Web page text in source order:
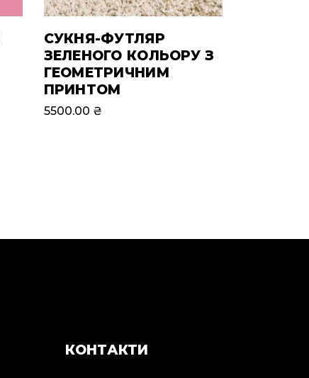
СУКНЯ-ФУТЛЯР
ЗЕЛЕНОГО КОЛЬОРУ З
ГЕОМЕТРИЧНИМ
ПРИНТОМ
5500.00 ₴
КОНТАКТИ